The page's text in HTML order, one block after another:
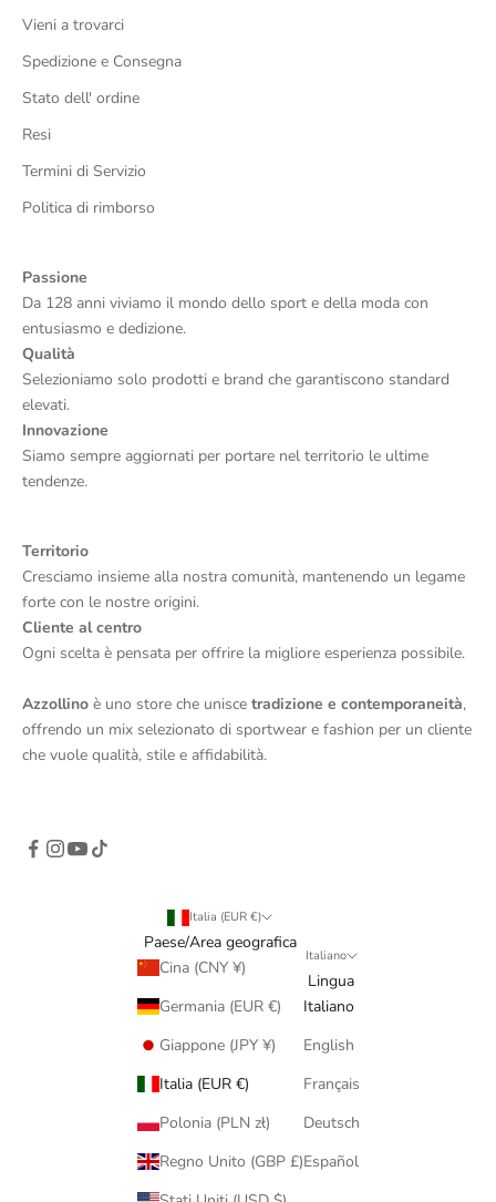
Vieni a trovarci
Spedizione e Consegna
Stato dell' ordine
Resi
Termini di Servizio
Politica di rimborso
Passione
Da 128 anni viviamo il mondo dello sport e della moda con
entusiasmo e dedizione.
Qualità
Selezioniamo solo prodotti e brand che garantiscono standard
elevati.
Innovazione
Siamo sempre aggiornati per portare nel territorio le ultime
tendenze.
Territorio
Cresciamo insieme alla nostra comunità, mantenendo un legame
forte con le nostre origini.
Cliente al centro
Ogni scelta è pensata per offrire la migliore esperienza possibile.
Azzollino è uno store che unisce tradizione e contemporaneità,
offrendo un mix selezionato di sportwear e fashion per un cliente
che vuole qualità, stile e affidabilità.
Italia (EUR €)
Paese/Area geografica
Cina (CNY ¥)
Germania (EUR €)
Giappone (JPY ¥)
Italia (EUR €)
Polonia (PLN zł)
Regno Unito (GBP £)
Italiano
Lingua
Italiano
English
Français
Deutsch
Español